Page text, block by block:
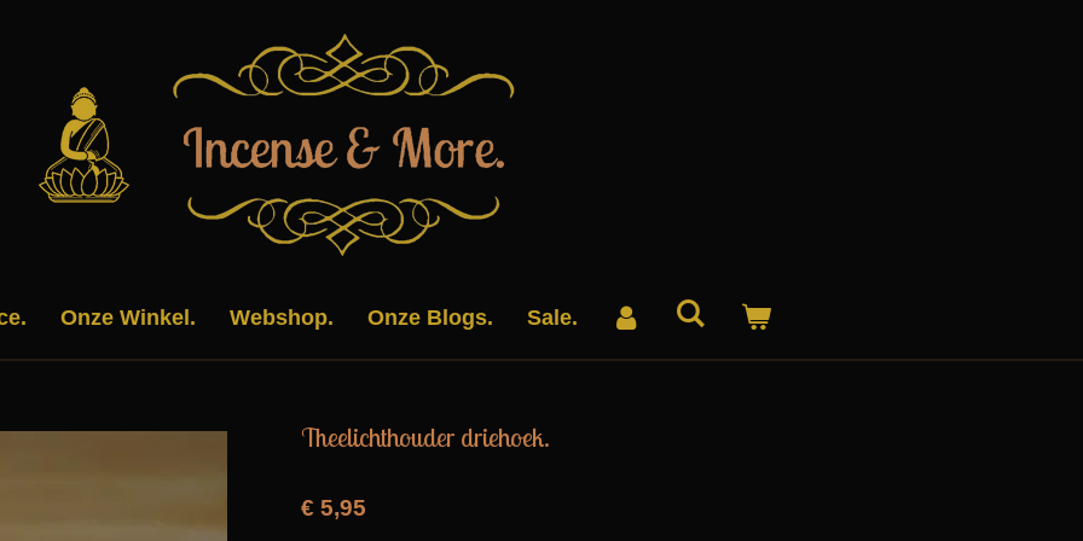
Onze Winkel. Webshop. Onze Blogs. Sale.
Theelichthouder driehoek.
€ 5,95